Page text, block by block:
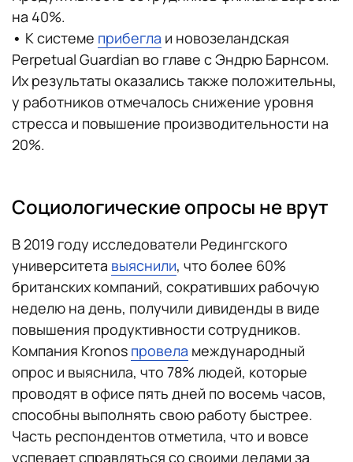
на 40%.
• К системе прибегла и новозеландская
Perpetual Guardian во главе с Эндрю Барнсом.
Их результаты оказались также положительны,
у работников отмечалось снижение уровня
стресса и повышение производительности на
20%.
Социологические опросы не врут
В 2019 году исследователи Редингского
университета выяснили, что более 60%
британских компаний, сокративших рабочую
неделю на день, получили дивиденды в виде
повышения продуктивности сотрудников.
Компания Kronos провела международный
опрос и выяснила, что 78% людей, которые
проводят в офисе пять дней по восемь часов,
способны выполнять свою работу быстрее.
Часть респондентов отметила, что и вовсе
успевает справляться со своими делами за